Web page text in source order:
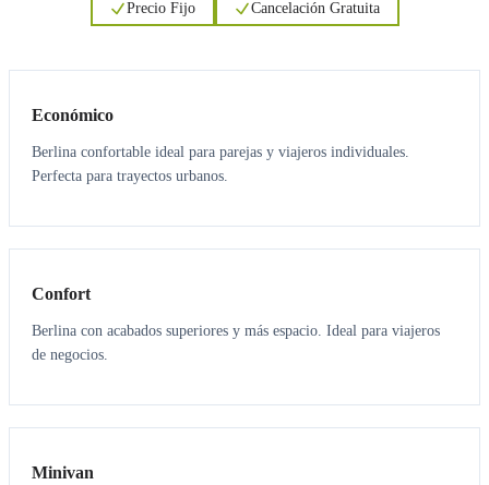
Precio Fijo Cancelación Gratuita
Económico
Berlina confortable ideal para parejas y viajeros individuales.
Perfecta para trayectos urbanos.
3 3
Confort
Berlina con acabados superiores y más espacio. Ideal para viajeros
de negocios.
6 5
Minivan